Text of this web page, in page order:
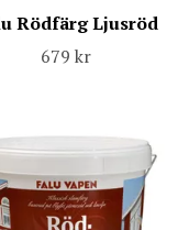
Rödfärg Ljusröd
679 kr